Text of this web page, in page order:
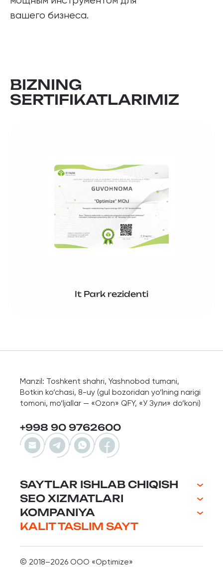
вашего бизнеса.
BIZNING
SERTIFIKATLARIMIZ
It Park rezidenti
Manzil: Toshkent shahri, Yashnobod tumani,
Botkin ko‘chasi, 8-uy (gul bozoridan yo‘lning narigi
tomoni, mo‘ljallar — «Ozon» QFY, «У Зули» do‘koni)
+998 90 9762600
SAYTLAR ISHLAB CHIQISH
SEO XIZMATLARI
KOMPANIYA
KALIT TASLIM SAYT
© 2018–2026 ООО «Optimize»